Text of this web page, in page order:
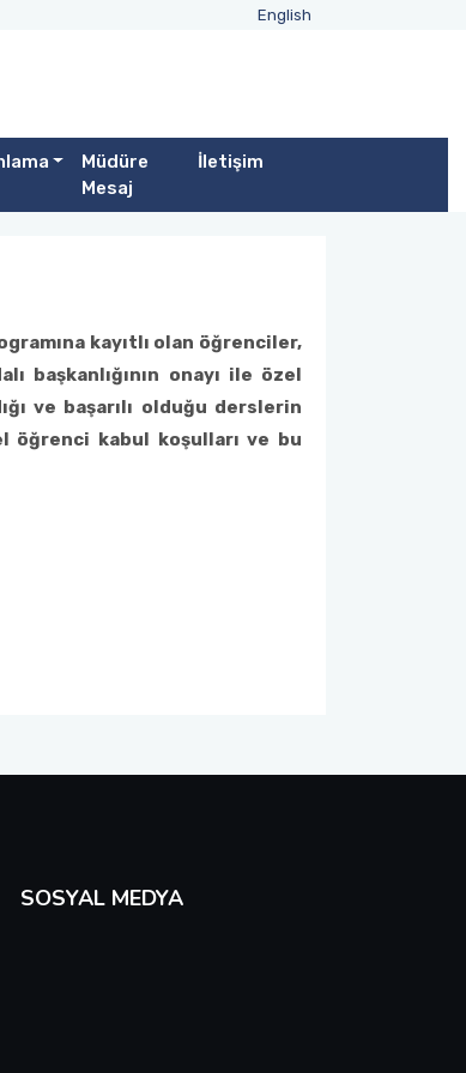
English
Müdüre
Mesaj
İletişim
kayıtlı olan öğrenciler,
başkanlığının onayı ile özel
ve başarılı olduğu derslerin
öğrenci kabul koşulları ve bu
SOSYAL MEDYA